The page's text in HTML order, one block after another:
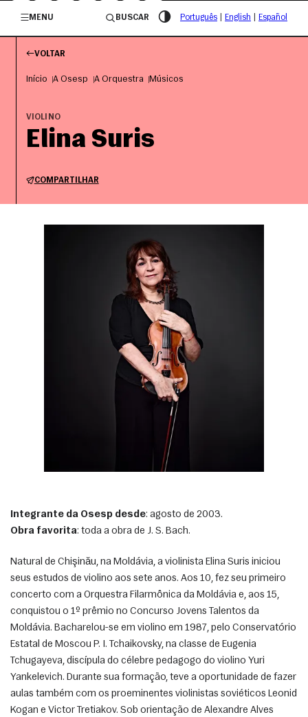
/governosp
MENU
BUSCAR Português English Español
VOLTAR
Início A Osesp A Orquestra Músicos
VIOLINO
Elina Suris
COMPARTILHAR
Integrante da Osesp desde: agosto de 2003.
Obra favorita: toda a obra de J. S. Bach.
Natural de Chişinău, na Moldávia, a violinista Elina Suris iniciou
seus estudos de violino aos sete anos. Aos 10, fez seu primeiro
concerto com a Orquestra Filarmônica da Moldávia e, aos 15,
conquistou o 1º prêmio no Concurso Jovens Talentos da
Moldávia. Bacharelou-se em violino em 1987, pelo Conservatório
Estatal de Moscou P. I. Tchaikovsky, na classe de Eugenia
Tchugayeva, discípula do célebre pedagogo do violino Yuri
Yankelevich. Durante sua formação, teve a oportunidade de fazer
aulas também com os proeminentes violinistas soviéticos Leonid
Kogan e Victor Tretiakov. Sob orientação de Alexandre Alves